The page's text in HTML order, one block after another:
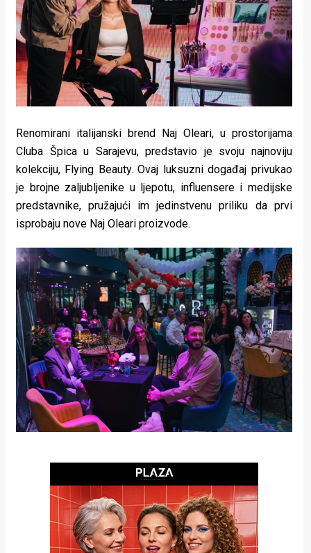
Lifestyle
Beauty
Fashion
Zdravlje
stolom
Život
u
Ideje
koje
rade
Urban
Places
Aktivizam
Aktuelnosti
Magazin
Renomirani italijanski brend Naj Oleari, u prostorijama
Cluba Špica u Sarajevu, predstavio je svoju najnoviju
kolekciju, Flying Beauty. Ovaj luksuzni događaj privukao
je brojne zaljubljenike u ljepotu, influensere i medijske
predstavnike, pružajući im jedinstvenu priliku da prvi
isprobaju nove Naj Oleari proizvode.